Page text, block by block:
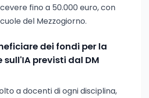
fino a 50.000 euro, con
del Mezzogiorno.
dei fondi per la
previsti dal DM
a docenti di ogni disciplina,